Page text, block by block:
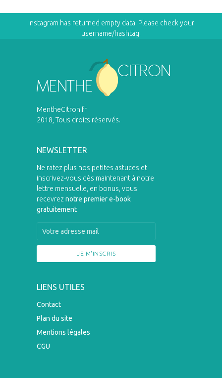
Instagram has returned empty data. Please check your
username/hashtag.
MentheCitron.fr
2018, Tous droits réservés.
NEWSLETTER
Ne ratez plus nos petites astuces et
inscrivez-vous dès maintenant à notre
lettre mensuelle, en bonus, vous
recevrez notre premier e-book
gratuitement
LIENS UTILES
Contact
Plan du site
Mentions légales
CGU